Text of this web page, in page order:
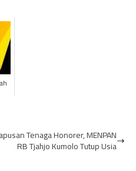
Tenaga Honorer, MENPAN
RB Tjahjo Kumolo Tutup Usia